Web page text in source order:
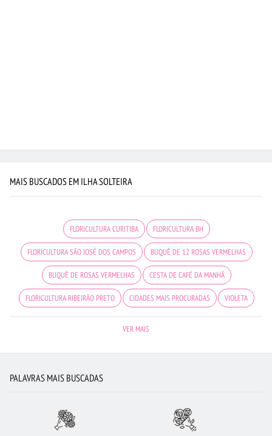
MAIS BUSCADOS EM ILHA SOLTEIRA
FLORICULTURA CURITIBA FLORICULTURA BH
FLORICULTURA SÃO JOSÉ DOS CAMPOS BUQUÊ DE 12 ROSAS VERMELHAS
BUQUÊ DE ROSAS VERMELHAS CESTA DE CAFÉ DA MANHÃ
FLORICULTURA RIBEIRÃO PRETO CIDADES MAIS PROCURADAS VIOLETA
BUQUÊ DE 20 ROSAS VERMELHAS COROA DE FLORES
VER MAIS
PALAVRAS MAIS BUSCADAS